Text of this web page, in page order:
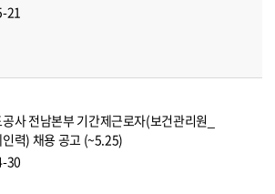
21
사 전남본부 기간제근로자(보건관리원_
력) 채용 공고 (~5.25)
30